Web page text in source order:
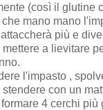
(così il glutine
mano mano
più e
a lievitare
l'impasto ,
stendere con un
4 cerchi più